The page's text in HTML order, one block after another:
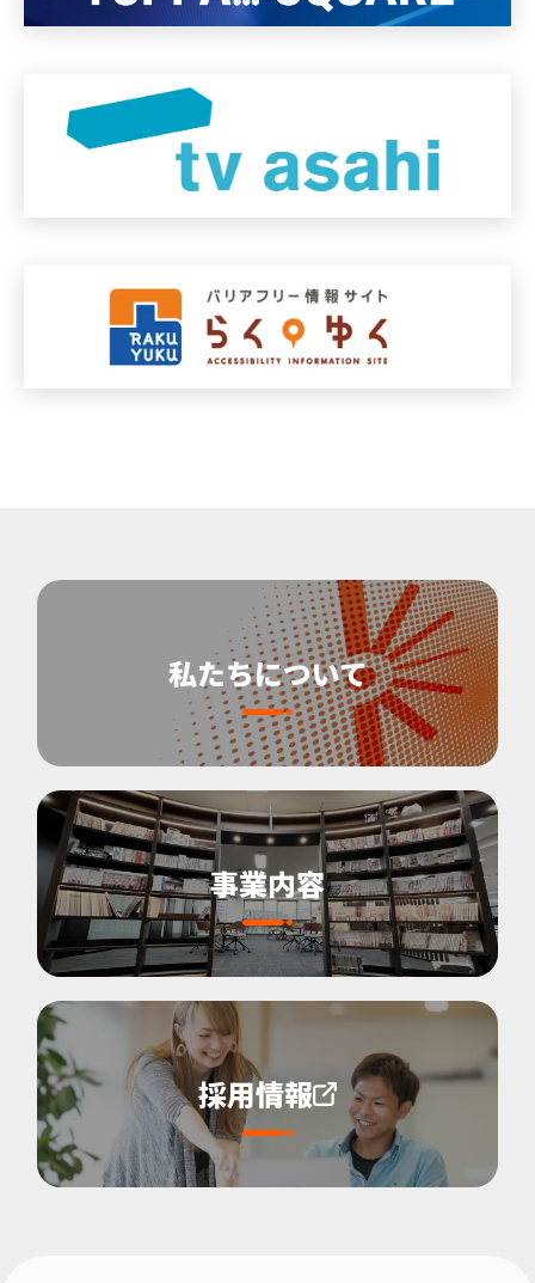
私たちについて
事業内容
採用情報